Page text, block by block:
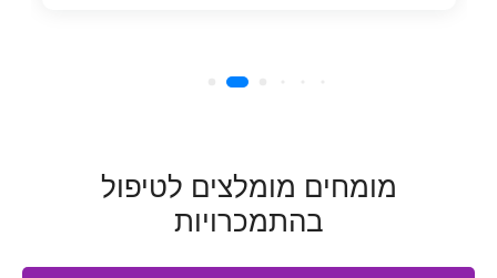
מומחים מומלצים לטיפול
בהתמכרויות